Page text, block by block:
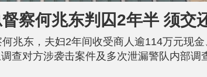
察何兆东判囚2年半 须交
兆东，夫妇2年间收受商人逾114万元现金
查对方涉袭击案件及多次泄漏警队内部调
妻何姸颖的教唆接受利益罪则获准存档法